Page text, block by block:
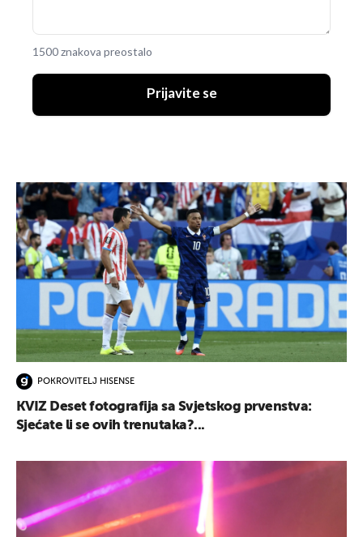
1500 znakova preostalo
Prijavite se
POKROVITELJ HISENSE
KVIZ Deset fotografija sa Svjetskog prvenstva:
Sjećate li se ovih trenutaka?...